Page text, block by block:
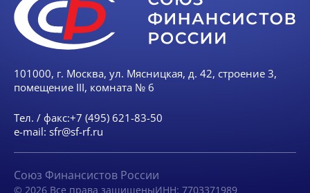
101000, г. Москва, ул. Мясницкая, д. 42, строение 3,
помещение III, комната № 6
Тел. / факс:+7 (495) 621-83-50
e-mail: sfr@sf-rf.ru
Союз Финансистов России
© 2026 Все права защищеныИНН: 7703371989